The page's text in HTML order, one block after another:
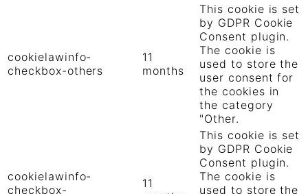
cookielawinfo-
checkbox-others
11
months
This cookie is set
by GDPR Cookie
Consent plugin.
The cookie is
used to store the
user consent for
the cookies in
the category
"Other.
cookielawinfo-
checkbox-
11
This cookie is set
by GDPR Cookie
Consent plugin.
The cookie is
used to store the